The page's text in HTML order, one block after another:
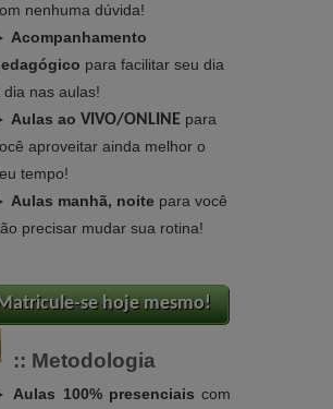
nenhuma dúvida!
Acompanhamento
para facilitar seu dia
dia nas aulas!
Aulas ao VIVO/ONLINE para
aproveitar ainda melhor o
tempo!
Aulas manhã, noite para você
precisar mudar sua rotina!
:: Metodologia
Aulas 100% presenciais com